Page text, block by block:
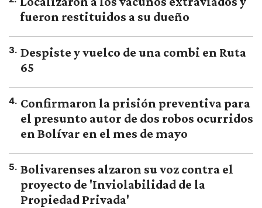
fueron restituidos a su dueño
3. Despiste y vuelco de una combi en Ruta
65
4. Confirmaron la prisión preventiva para
el presunto autor de dos robos ocurridos
en Bolívar en el mes de mayo
5. Bolivarenses alzaron su voz contra el
proyecto de 'Inviolabilidad de la
Propiedad Privada'